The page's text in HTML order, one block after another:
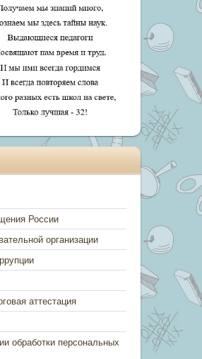
России
организации
аттестация
обработки персональных